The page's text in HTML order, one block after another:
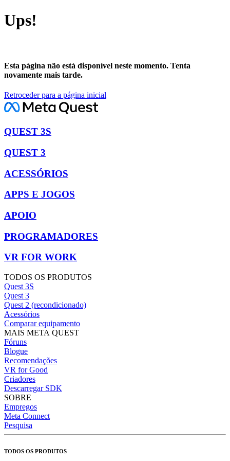
Ups!
Esta página não está disponível neste momento. Tenta
novamente mais tarde.
Retroceder para a página inicial
QUEST 3S
QUEST 3
ACESSÓRIOS
APPS E JOGOS
APOIO
PROGRAMADORES
VR FOR WORK
TODOS OS PRODUTOS
Quest 3S
Quest 3
Quest 2 (recondicionado)
Acessórios
Comparar equipamento
MAIS META QUEST
Fóruns
Blogue
Recomendações
VR for Good
Criadores
Descarregar SDK
SOBRE
Empregos
Meta Connect
Pesquisa
TODOS OS PRODUTOS